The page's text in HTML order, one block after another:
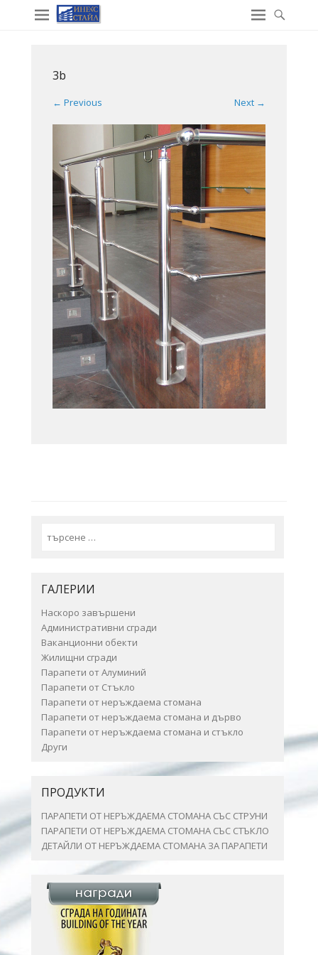
3b
← Previous Next →
ГАЛЕРИИ
Наскоро завършени
Административни сгради
Ваканционни обекти
Жилищни сгради
Парапети от Алуминий
Парапети от Стъкло
Парапети от неръждаема стомана
Парапети от неръждаема стомана и дърво
Парапети от неръждаема стомана и стъкло
Други
ПРОДУКТИ
ПАРАПЕТИ ОТ НЕРЪЖДАЕМА СТОМАНА СЪС СТРУНИ
ПАРАПЕТИ ОТ НЕРЪЖДАЕМА СТОМАНА СЪС СТЪКЛО
ДЕТАЙЛИ ОТ НЕРЪЖДАЕМА СТОМАНА ЗА ПАРАПЕТИ